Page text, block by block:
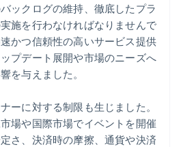
ックログの維持、徹底したプラ
施を行わなければなりませんで
かつ信頼性の高いサービス提供
プデート展開や市場のニーズへ
を与えました。
ーに対する制限も生じました。
場や国際市場でイベントを開催
さ、決済時の摩擦、通貨や決済